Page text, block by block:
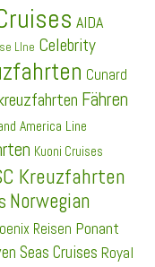
AIDA
LIne Celebrity
Cunard
Fähren
America Line
Kuoni Cruises
Kreuzfahrten
Norwegian
Reisen Ponant
Seas Cruises Royal